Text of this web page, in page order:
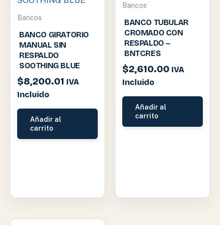
Bancos
BANCO GIRATORIO
MANUAL SIN
RESPALDO
SOOTHING BLUE
$8,200.01 IVA
Incluido
Añadir al
carrito
Bancos
BANCO TUBULAR
CROMADO CON
RESPALDO –
BNTCRES
$2,610.00 IVA
Incluido
Añadir al
carrito